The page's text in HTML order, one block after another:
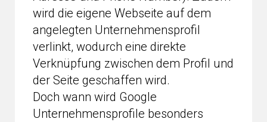
wird die eigene Webseite auf dem
angelegten Unternehmensprofil
verlinkt, wodurch eine direkte
Verknüpfung zwischen dem Profil und
der Seite geschaffen wird.
Doch wann wird Google
Unternehmensprofile besonders